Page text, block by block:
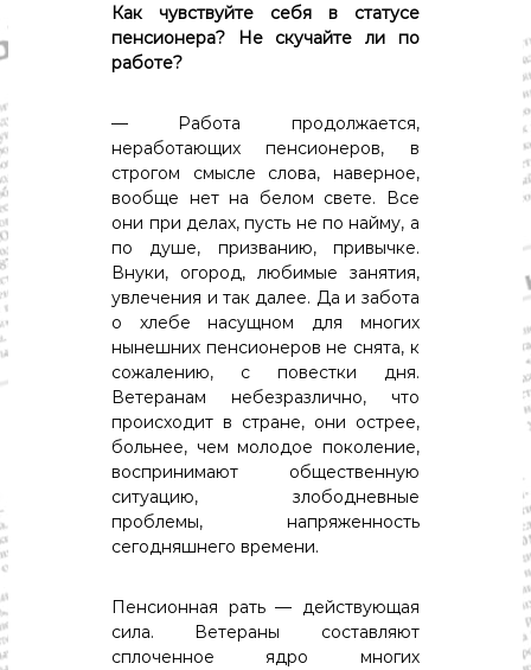
к
ь
т
у
а
,
с
п
о
Как чувствуйте себя в статусе
пенсионера? Не скучайте ли по
работе?
— Работа продолжается,
неработающих пенсионеров, в
строгом смысле слова, наверное,
вообще нет на белом свете. Все
они при делах, пусть не по найму, а
по душе, призванию, привычке.
Внуки, огород, любимые занятия,
увлечения и так далее. Да и забота
о хлебе насущном для многих
нынешних пенсионеров не снята, к
сожалению, с повестки дня.
Ветеранам небезразлично, что
происходит в стране, они острее,
больнее, чем молодое поколение,
воспринимают общественную
ситуацию, злободневные
проблемы, напряженность
сегодняшнего времени.
Пенсионная рать — действующая
сила. Ветераны составляют
cплоченное ядро многих